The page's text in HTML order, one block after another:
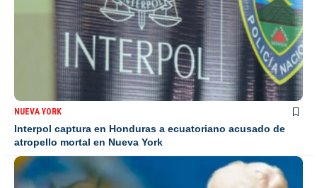
NUEVA YORK
Interpol captura en Honduras a ecuatoriano acusado de
atropello mortal en Nueva York